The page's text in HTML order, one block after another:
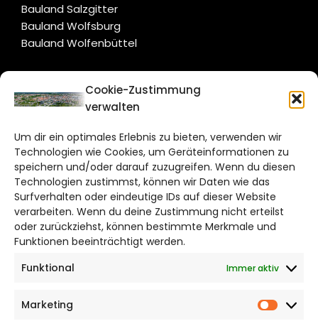
Cookie-Zustimmung
verwalten
Um dir ein optimales Erlebnis zu bieten, verwenden wir
Technologien wie Cookies, um Geräteinformationen zu
speichern und/oder darauf zuzugreifen. Wenn du diesen
Technologien zustimmst, können wir Daten wie das
Surfverhalten oder eindeutige IDs auf dieser Website
verarbeiten. Wenn du deine Zustimmung nicht erteilst
oder zurückziehst, können bestimmte Merkmale und
Funktionen beeinträchtigt werden.
Funktional
Immer aktiv
Marketing
Bauland Salzgitter
Bauland Wolfsburg
Bauland Wolfenbüttel
CITYLIFE!
Bruchtorwall 12
38100 Braunschweig
Telefon: 0531 387220 – 65
DAS STADTMAGAZIN FÜR
BRAUNSCHWEIG
Impressum
Cookie Richtlinie